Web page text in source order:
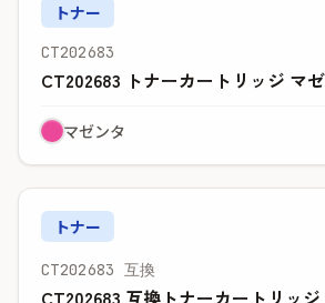
トナー
CT202683
CT202683 トナーカートリッジ マ
マゼンタ
トナー
CT202683 互換
CT202683 互換トナーカートリッ